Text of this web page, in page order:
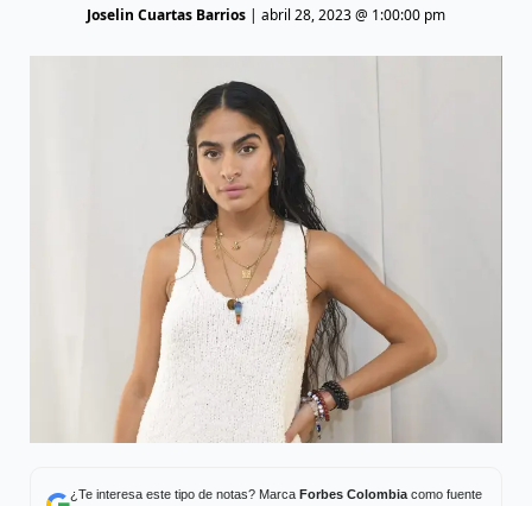
Joselin Cuartas Barrios | abril 28, 2023 @ 1:00:00 pm
¿Te interesa este tipo de notas? Marca Forbes Colombiacomo fuente